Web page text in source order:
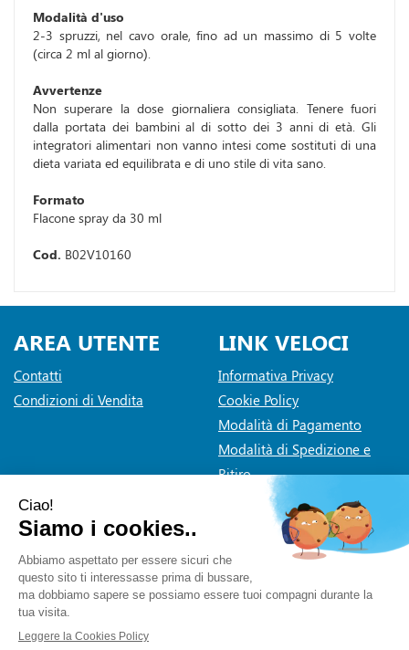
Modalità d'uso
2-3 spruzzi, nel cavo orale, fino ad un massimo di 5 volte
(circa 2 ml al giorno).
Avvertenze
Non superare la dose giornaliera consigliata. Tenere fuori
dalla portata dei bambini al di sotto dei 3 anni di età. Gli
integratori alimentari non vanno intesi come sostituti di una
dieta variata ed equilibrata e di uno stile di vita sano.
Formato
Flacone spray da 30 ml
Cod. B02V10160
AREA UTENTE
Contatti
Condizioni di Vendita
LINK VELOCI
Informativa Privacy
Cookie Policy
Modalità di Pagamento
Modalità di Spedizione e
Ritiro
Dichiarazione di accessibilità
Farmaceutica Bramante- via Pacini 30 20131 Milano (Milano)
info@farmaciabramante.it|Tel.: 022663818| P.Iva: